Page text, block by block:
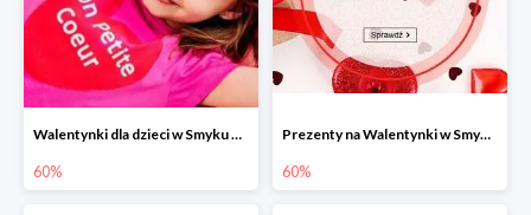
Walentynki dla dzieci w Smyku do -60%
60%
Prezenty na Walentynki w Smyku do -60%
60%